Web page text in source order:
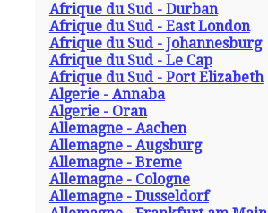
Afrique du Sud - Durban
Afrique du Sud - East London
Afrique du Sud - Johannesburg
Afrique du Sud - Le Cap
Afrique du Sud - Port Elizabeth
Algerie - Annaba
Algerie - Oran
Allemagne - Aachen
Allemagne - Augsburg
Allemagne - Breme
Allemagne - Cologne
Allemagne - Dusseldorf